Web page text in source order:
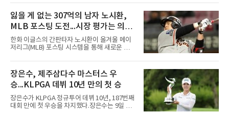
문으로 향하고 있다. "누가 한국 야구 최초의 명
예의 전당 헌액자가 될 것인가?"현재 가장 많이
거론되는 후보군은 선동열, 최동원, 이승엽, 송
진우, 그리고 김응용 감독이다. 한국 야구의 시
대별 상징성과 업적을 고려하면 충분히 설득력
있는 이름들이다.선동열은 한국 야구가 배출한
최고의 투수로 평가받는다. 해태 시절 통산 146
프로야구에서도 성공하며 한국 선수의 해외 진
출 가능성을 보여준 상징적인 존
잃을 게 없는 307억의 남자 노시환,
MLB 포스팅 도전...시장 평가는 의외
일 수 있어
한화 이글스의 간판타자 노시환이 올겨울 메이
저리그(MLB) 포스팅 시스템을 통해 새로운 도전
KBO리그 사상 초유의 비FA 다년 계약을 체결하
면서 동시에 해외 진출 가능성을 열어두는 조항
을 포함했다. 국내에서 이미 최고 수준의 대우와
확실한 입지를 확보한 만큼, 이번 메이저리그 도
전은 생존을 건 승부수가 아니다.오히려 잃을 것
이 없는 도전에 가깝다. 노시환은 이미 KBO리그
에서 연평균 약 28억 원에 달하는 대형 계약과
장은수, 제주삼다수 마스터스 우
승...KLPGA 데뷔 10년 만의 첫 승
장은수가 KLPGA 정규투어 데뷔 10년, 187번째
대회 만에 첫 우승을 차지했다.장은수는 9일 제